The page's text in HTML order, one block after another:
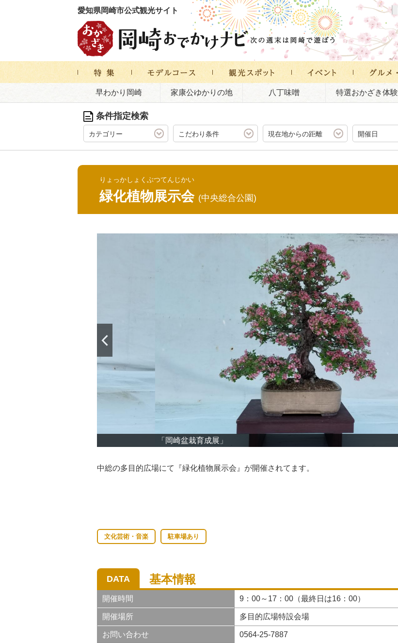
愛知県岡崎市公式観光サイト
早わかり岡崎 家康公ゆかりの地 八丁味噌 特選おかざき体験
条件指定検索
カテゴリー こだわり条件 現在地からの距離 開催日
りょっかしょくぶつてんじかい
緑化植物展示会 (中央総合公園)
「岡崎盆栽育成展」
中総の多目的広場にて『緑化植物展示会』が開催されてます。
文化芸術・音楽 駐車場あり
DATA 基本情報
開催時間 9：00～17：00（最終日は16：00）
開催場所 多目的広場特設会場
お問い合わせ 0564-25-7887